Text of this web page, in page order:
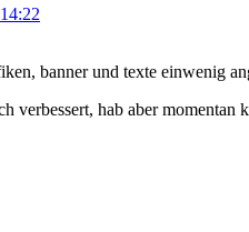
banner und texte einwenig
verbessert, hab aber momentan